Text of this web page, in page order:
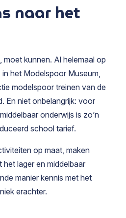
naar het
kunnen. Al helemaal op
het Modelspoor Museum,
modelspoor treinen van de
En niet onbelangrijk: voor
onderwijs is zo’n
school tarief.
op maat, maken
het lager en middelbaar
manier kennis met het
erachter.